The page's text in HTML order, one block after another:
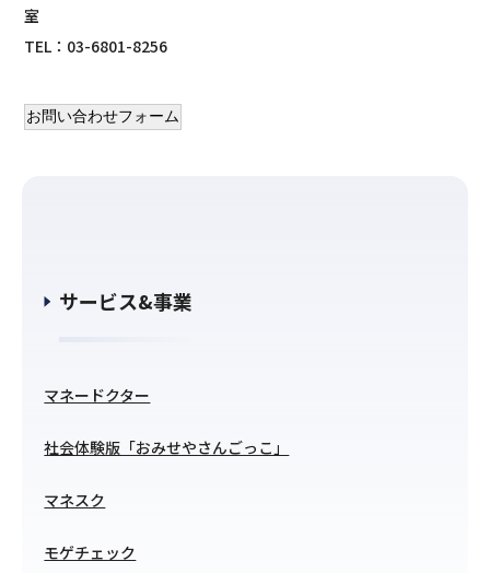
室
TEL：03-6801-8256
お問い合わせフォーム
サービス&事業
マネードクター
社会体験版「おみせやさんごっこ」
マネスク
モゲチェック